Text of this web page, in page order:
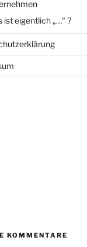
ist eigentlich „…“ ?
KOMMENTARE